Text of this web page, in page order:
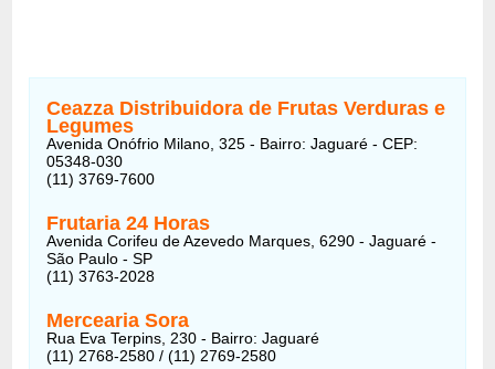
Ceazza Distribuidora de Frutas Verduras e
Legumes
Avenida Onófrio Milano, 325 - Bairro: Jaguaré - CEP:
05348-030
(11) 3769-7600
Frutaria 24 Horas
Avenida Corifeu de Azevedo Marques, 6290 - Jaguaré -
São Paulo - SP
(11) 3763-2028
Mercearia Sora
Rua Eva Terpins, 230 - Bairro: Jaguaré
(11) 2768-2580 / (11) 2769-2580